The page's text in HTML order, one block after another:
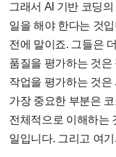
그래서 AI 기반 코딩
일을 해야 한다는 것
전에 말이죠. 그들은
품질을 평가하는 것은
작업을 평가하는 것은
가장 중요한 부분은
전체적으로 이해하는
일입니다. 그리고 여